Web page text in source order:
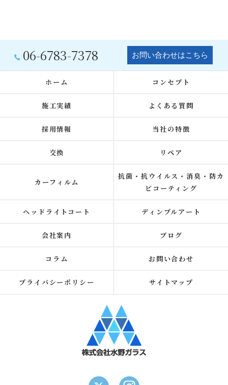
06-6783-7378 お問い合わせはこちら
ホーム コンセプト
施工実績 よくある質問
採用情報 当社の特徴
交換 リペア
カーフィルム
抗菌・抗ウイルス・消臭・防カ
ビコーティング
ヘッドライトコート ディンプルアート
会社案内 ブログ
コラム お問い合わせ
プライバシーポリシー サイトマップ